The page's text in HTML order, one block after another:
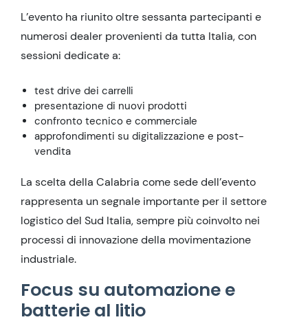
L’evento ha riunito oltre sessanta partecipanti e
numerosi dealer provenienti da tutta Italia, con
sessioni dedicate a:
test drive dei carrelli
presentazione di nuovi prodotti
confronto tecnico e commerciale
approfondimenti su digitalizzazione e post-
vendita
La scelta della Calabria come sede dell’evento
rappresenta un segnale importante per il settore
logistico del Sud Italia, sempre più coinvolto nei
processi di innovazione della movimentazione
industriale.
Focus su automazione e
batterie al litio